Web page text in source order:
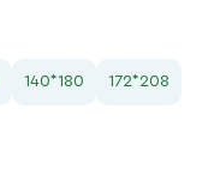
140*180 172*208